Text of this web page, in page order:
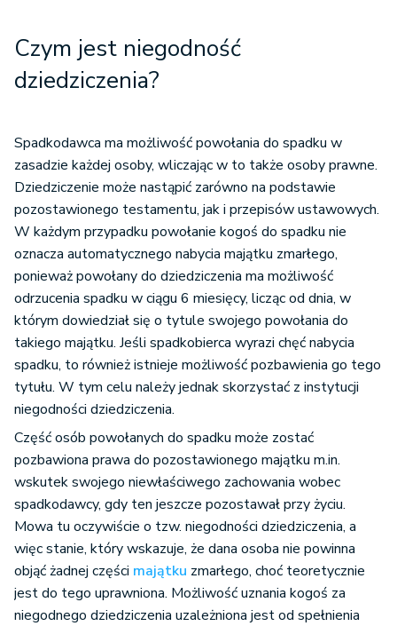
Czym jest niegodność
dziedziczenia?
Spadkodawca ma możliwość powołania do spadku w
zasadzie każdej osoby, wliczając w to także osoby prawne.
Dziedziczenie może nastąpić zarówno na podstawie
pozostawionego testamentu, jak i przepisów ustawowych.
W każdym przypadku powołanie kogoś do spadku nie
oznacza automatycznego nabycia majątku zmarłego,
ponieważ powołany do dziedziczenia ma możliwość
odrzucenia spadku w ciągu 6 miesięcy, licząc od dnia, w
którym dowiedział się o tytule swojego powołania do
takiego majątku. Jeśli spadkobierca wyrazi chęć nabycia
spadku, to również istnieje możliwość pozbawienia go tego
tytułu. W tym celu należy jednak skorzystać z instytucji
niegodności dziedziczenia.
Część osób powołanych do spadku może zostać
pozbawiona prawa do pozostawionego majątku m.in.
wskutek swojego niewłaściwego zachowania wobec
spadkodawcy, gdy ten jeszcze pozostawał przy życiu.
Mowa tu oczywiście o tzw. niegodności dziedziczenia, a
więc stanie, który wskazuje, że dana osoba nie powinna
objąć żadnej części majątku zmarłego, choć teoretycznie
jest do tego uprawniona. Możliwość uznania kogoś za
niegodnego dziedziczenia uzależniona jest od spełnienia